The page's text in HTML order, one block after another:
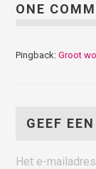
ONE
Pingback:Groot
GEEF
Het e-